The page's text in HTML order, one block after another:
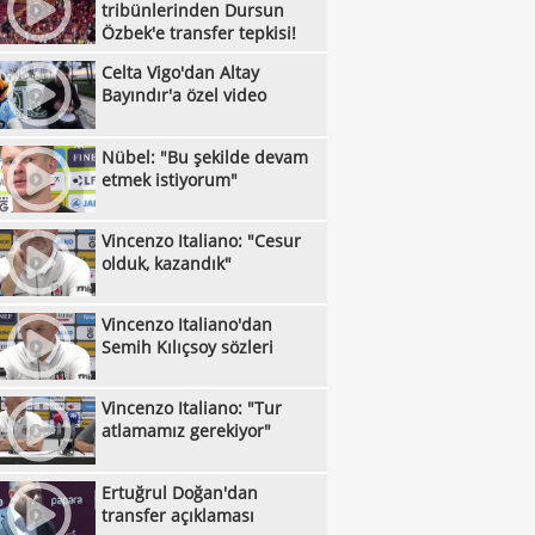
açtı!
U16 Milliler, Letonya karşısında farklı
Çorum FK, Markus Karlsbakk'ı kadrosuna
Down Judo Milli Takımı, İsveç'te dünya
Ferhat Akbaş, Asya'da yılın başantrenörü
Karakuzulu
Brighton, Roma'yı farklı geçti!
etti!Kasımpaşa, Muhammed Emin Bektaş'ı
Samsunspor, Kasımpaşa'yı mağlup etti!
tribünlerinden Dursun
Özbek'e transfer tepkisi!
Celta Vigo'dan Altay
Bayındır'a özel video
Nübel: "Bu şekilde devam
etmek istiyorum"
Vincenzo Italiano: "Cesur
olduk, kazandık"
Vincenzo Italiano'dan
Semih Kılıçsoy sözleri
Vincenzo Italiano: "Tur
atlamamız gerekiyor"
Ertuğrul Doğan'dan
transfer açıklaması